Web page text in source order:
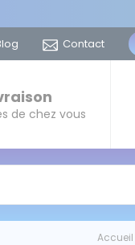
Contact
de chez vous
Accueil